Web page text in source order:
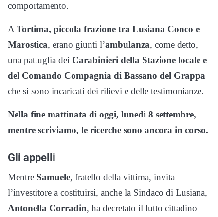
comportamento.
ATortima, piccola frazione tra Lusiana Conco e
Marostica, erano giunti l’ambulanza, come detto,
una pattuglia dei Carabinieri della Stazione locale e
del Comando Compagnia di Bassano del Grappa
che si sono incaricati dei rilievi e delle testimonianze.
Nella fine mattinata di oggi, lunedì 8 settembre,
mentre scriviamo, le ricerche sono ancora in corso.
Gli appelli
Mentre Samuele, fratello della vittima, invita
l’investitore a costituirsi, anche la Sindaco di Lusiana,
Antonella Corradin, ha decretato il lutto cittadino